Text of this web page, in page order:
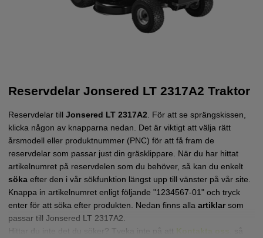
Reservdelar Jonsered LT 2317A2 Traktor
Reservdelar till Jonsered LT 2317A2
För att se sprängskissen,
klicka någon av knapparna nedan. Det är viktigt att välja rätt
årsmodell eller produktnummer (PNC) för att få fram de
reservdelar som passar just din gräsklippare.
När du har hittat
artikelnumret på reservdelen som du behöver, så kan du enkelt
söka efter den i vår sökfunktion längst upp till vänster på vår site.
Knappa in artikelnumret enligt följande "1234567-01" och tryck
enter för att söka efter produkten. Nedan finns alla artiklarsom
passar till Jonsered LT 2317A2.
Hittar du inte det du söker? Tveka inte på att Kontakta oss
så